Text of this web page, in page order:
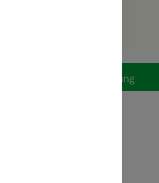
langjährige Branchenerfahrung